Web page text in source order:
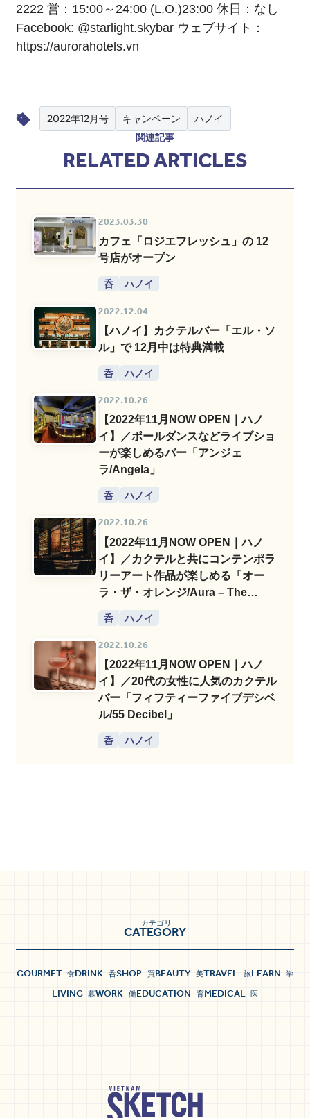
2222 営：15:00～24:00 (L.O.)23:00 休日：なし
Facebook: @starlight.skybarウェブサイト：
https://aurorahotels.vn
2022年12月号 キャンペーン ハノイ
関連記事
RELATED ARTICLES
2023.03.30
カフェ「ロジエフレッシュ」の 12
号店がオープン
呑 ハノイ
2022.12.04
【ハノイ】カクテルバー「エル・ソ
ル」で 12月中は特典満載
呑 ハノイ
2022.10.26
【2022年11月NOW OPEN｜ハノ
イ】／ポールダンスなどライブショ
ーが楽しめるバー「アンジェ
ラ/Angela」
呑 ハノイ
2022.10.26
【2022年11月NOW OPEN｜ハノ
イ】／カクテルと共にコンテンポラ
リーアート作品が楽しめる「オー
ラ・ザ・オレンジ/Aura – The
呑 ハノイ
2022.10.26
【2022年11月NOW OPEN｜ハノ
イ】／20代の女性に人気のカクテル
バー「フィフティーファイブデシベ
ル/55 Decibel」
呑 ハノイ
CATEGORY
カテゴリ
GOURMET 食DRINK 呑SHOP 買BEAUTY 美TRAVEL 旅LEARN 学
LIVING 暮WORK 働EDUCATION 育MEDICAL 医